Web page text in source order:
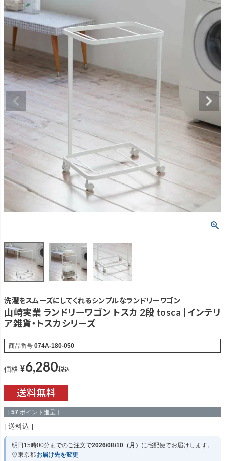
洗濯をスムーズにしてくれるシンプルなランドリーワゴン
山崎実業 ランドリーワゴン トスカ 2段 tosca | インテリ
ア雑貨・トスカシリーズ
商品番号 074A-180-050
価格 ¥6,280税込
[ 57 ポイント進呈 ]
送料込
明日 15時00分までのご注文で2026/08/10（月） に宅配便でお届けします。
東京都お届け先を変更